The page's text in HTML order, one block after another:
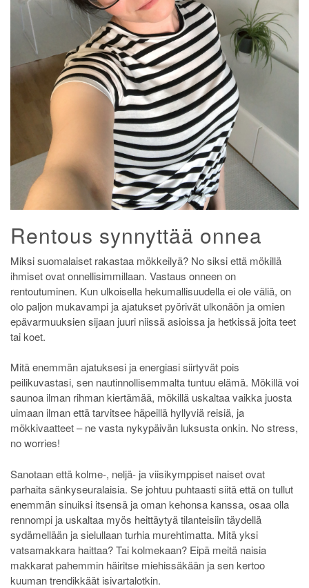
Rentous synnyttää onnea
Miksi suomalaiset rakastaa mökkeilyä? No siksi että mökillä
ihmiset ovat onnellisimmillaan. Vastaus onneen on
rentoutuminen. Kun ulkoisella hekumallisuudella ei ole väliä, on
olo paljon mukavampi ja ajatukset pyörivät ulkonäön ja omien
epävarmuuksien sijaan juuri niissä asioissa ja hetkissä joita teet
tai koet.
Mitä enemmän ajatuksesi ja energiasi siirtyvät pois
peilikuvastasi, sen nautinnollisemmalta tuntuu elämä. Mökillä voi
saunoa ilman rihman kiertämää, mökillä uskaltaa vaikka juosta
uimaan ilman että tarvitsee häpeillä hyllyviä reisiä, ja
mökkivaatteet – ne vasta nykypäivän luksusta onkin. No stress,
no worries!
Sanotaan että kolme-, neljä- ja viisikymppiset naiset ovat
parhaita sänkyseuralaisia. Se johtuu puhtaasti siitä että on tullut
enemmän sinuiksi itsensä ja oman kehonsa kanssa, osaa olla
rennompi ja uskaltaa myös heittäytyä tilanteisiin täydellä
sydämellään ja sielullaan turhia murehtimatta. Mitä yksi
vatsamakkara haittaa? Tai kolmekaan? Eipä meitä naisia
makkarat pahemmin häiritse miehissäkään ja sen kertoo
kuuman trendikkäät isivartalotkin.